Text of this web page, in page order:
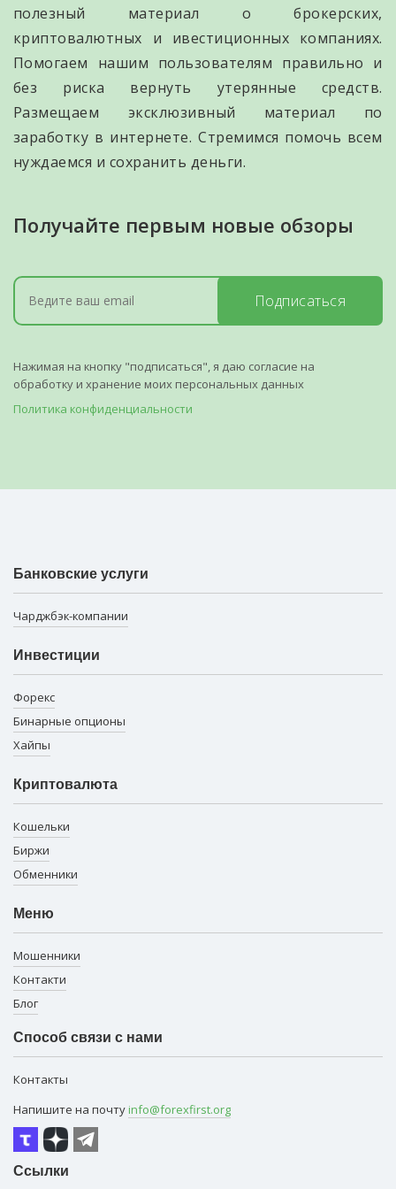
полезный материал о брокерских,
криптовалютных и ивестиционных компаниях.
Помогаем нашим пользователям правильно и
без риска вернуть утерянные средств.
Размещаем эксклюзивный материал по
заработку в интернете. Стремимся помочь всем
нуждаемся и сохранить деньги.
Получайте первым новые обзоры
Подписаться
Нажимая на кнопку "подписаться", я даю согласие на
обработку и хранение моих персональных данных
Политика конфиденциальности
Банковские услуги
Чарджбэк-компании
Инвестиции
Форекс
Бинарные опционы
Хайпы
Криптовалюта
Кошельки
Биржи
Обменники
Меню
Мошенники
Контакти
Блог
Способ связи с нами
Контакты
Напишите на почту info@forexfirst.org
Ссылки